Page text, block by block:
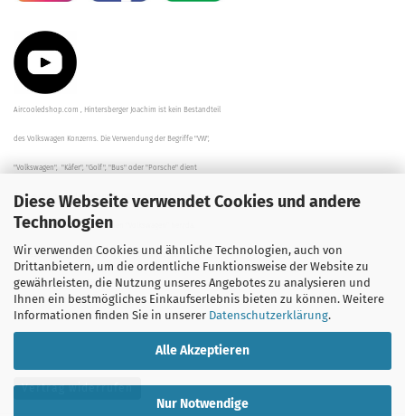
Diese Webseite verwendet Cookies und andere
Technologien
Wir verwenden Cookies und ähnliche Technologien, auch von
Drittanbietern, um die ordentliche Funktionsweise der Website zu
gewährleisten, die Nutzung unseres Angebotes zu analysieren und
Ihnen ein bestmögliches Einkaufserlebnis bieten zu können. Weitere
Informationen finden Sie in unserer Datenschutzerklärung.
Alle Akzeptieren
Nur Notwendige
Aircooledshop.com , Hintersberger Joachim ist kein Bestandteil
des Volkswagen Konzerns. Die Verwendung der Begriffe "VW",
"Volkswagen", "Käfer", "Golf", "Bus" oder "Porsche" dient
der Beschreibung der Teile und stellt in keinem Fall eine direkte
Verbindung zu dem Unternehmen "Volkswagen" her/da.
Die Beschreibungen, Zeichnungen und Angaben zur
Verwendung sind sorgfältig überprüft worden.
Vertrag widerrufen